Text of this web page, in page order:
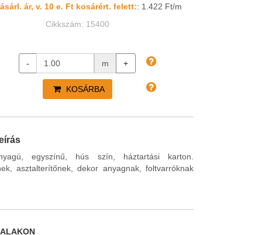
ár, v. 10 e. Ft kosárért. felett:: 1.422 Ft/m
Cikkszám: 15400
- m +
KOSÁRBA
egyszínű, hús szín, háztartási karton.
asztalterítőnek, dekor anyagnak, foltvarróknak